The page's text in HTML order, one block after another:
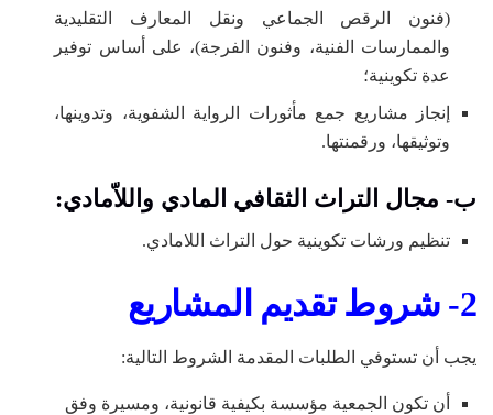
(فنون الرقص الجماعي ونقل المعارف التقليدية
والممارسات الفنية، وفنون الفرجة)، على أساس توفير
عدة تكوينية؛
إنجاز مشاريع جمع مأثورات الرواية الشفوية، وتدوينها،
وتوثيقها، ورقمنتها.
ب- مجال التراث الثقافي المادي واللاّمادي:
تنظيم ورشات تكوينية حول التراث اللامادي.
2- شروط تقديم المشاريع
يجب أن تستوفي الطلبات المقدمة الشروط التالية:
أن تكون الجمعية مؤسسة بكيفية قانونية، ومسيرة وفق